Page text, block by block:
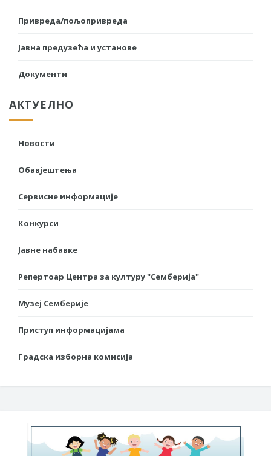
Привреда/пољопривреда
Јавна предузећа и установе
Документи
АКТУЕЛНО
Новости
Обавјештења
Сервисне информације
Конкурси
Јавне набавке
Репертоар Центра за културу "Семберија"
Музеј Семберије
Приступ информацијама
Градска изборна комисија